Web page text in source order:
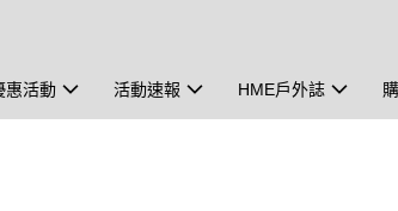
惠活動 活動速報 HME戶外誌